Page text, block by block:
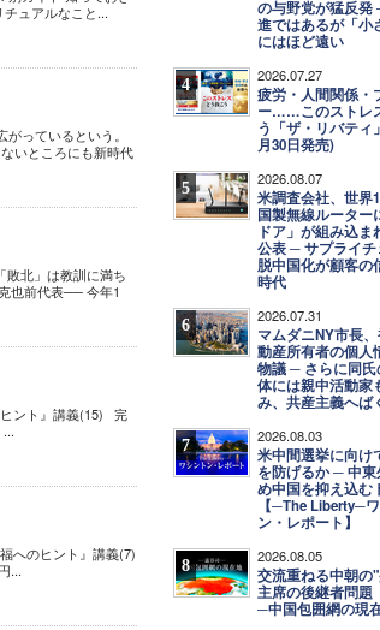
ュアルなこと...
っているという。
いところにも新時代
北」は教訓に満ち
也前代表── 今年1
ヒント』講義(15) 完
へのヒント』講義(7)
...
の与野党が猛反発
進ではあるが「小
にはほど遠い
4 2026.07.27
疲労・人間関係・
ー……このストレ
う「ザ・リバティ
月30日発売)
5 2026.08.07
米調査会社、世界
国製無線ルーター
ドア」が組み込ま
公表 ─ サプライチ
脱中国化が顧客の
時代
6 2026.07.31
マムダニNY市長
動産所有者の個人
物議 ─ さらに同氏
体には親中活動家
み、共産主義へば
7 2026.08.03
米中間選挙に向け
を防げるか ─ 中
め中国を抑え込む
【─The Liberty─
ン・レポート】
8 2026.08.05
交流重ねる中朝の
主席の後継者問題
─中国包囲網の現在